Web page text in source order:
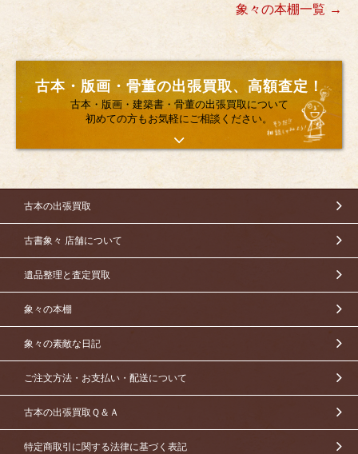
象々の本棚一覧
古本・版画・骨董の出張買取、高額査定！
古本・版画・建築書・骨董の出張買取について
初めての方もお気軽にご相談ください。
古本の出張買取
古書象々 店舗について
遺品整理と査定買取
象々の本棚
象々の素敵な日記
ご注文方法・お支払い・配送について
古本の出張買取Ｑ＆Ａ
特定商取引に関する法律に基づく表記